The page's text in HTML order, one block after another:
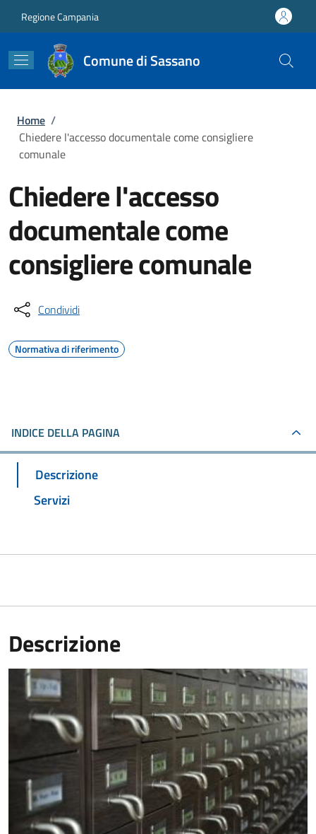
Regione Campania
Comune di Sassano
Briciole di pane
Home /
Chiedere l'accesso documentale come consigliere
comunale
Chiedere l'accesso
documentale come
consigliere comunale
Condividi
Normativa di riferimento
INDICE DELLA PAGINA
Descrizione
Servizi
Descrizione